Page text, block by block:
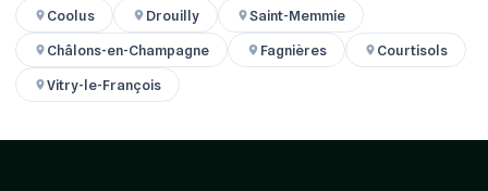
Coolus
Drouilly
Saint-Memmie
Châlons-en-Champagne
Fagnières
Courtisols
Vitry-le-François